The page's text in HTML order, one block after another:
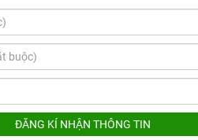
ĐĂNG KÍ NHẬN THÔNG TIN